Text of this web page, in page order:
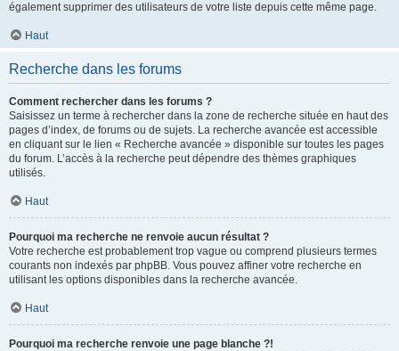
également supprimer des utilisateurs de votre liste depuis cette même page.
Haut
Recherche dans les forums
Comment rechercher dans les forums ?
Saisissez un terme à rechercher dans la zone de recherche située en haut des
pages d’index, de forums ou de sujets. La recherche avancée est accessible
en cliquant sur le lien « Recherche avancée » disponible sur toutes les pages
du forum. L’accès à la recherche peut dépendre des thèmes graphiques
utilisés.
Haut
Pourquoi ma recherche ne renvoie aucun résultat ?
Votre recherche est probablement trop vague ou comprend plusieurs termes
courants non indexés par phpBB. Vous pouvez affiner votre recherche en
utilisant les options disponibles dans la recherche avancée.
Haut
Pourquoi ma recherche renvoie une page blanche ?!